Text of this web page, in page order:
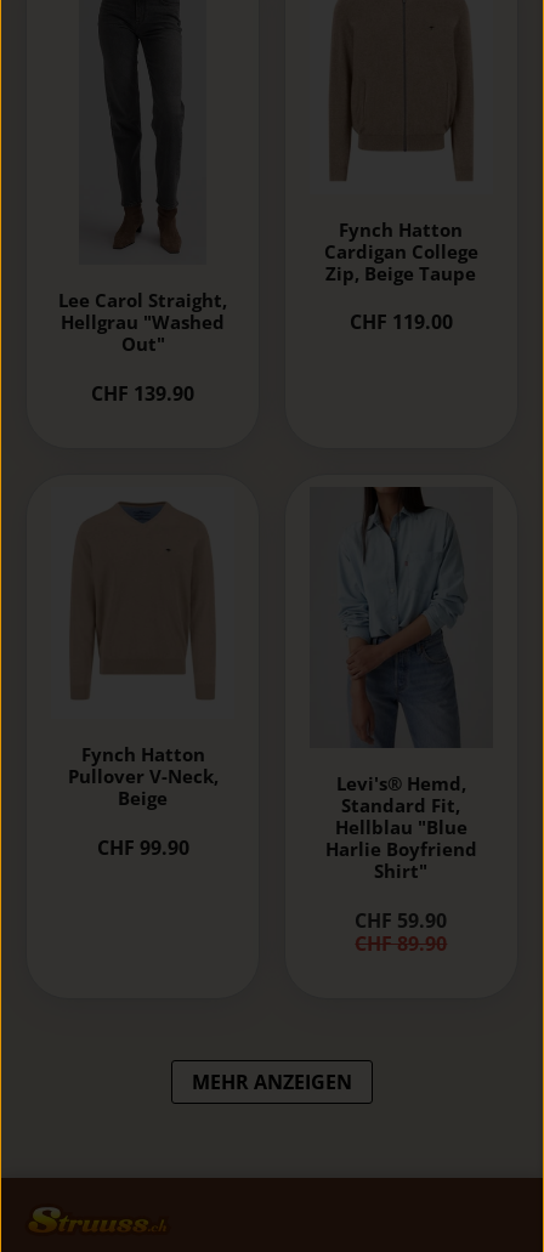
Lee Carol Straight,
Hellgrau "Washed
Out"
CHF 139.90
Fynch Hatton
Cardigan College
Zip, Beige Taupe
CHF 119.00
Fynch Hatton
Pullover V-Neck,
Beige
CHF 99.90
Levi's® Hemd,
Standard Fit,
Hellblau "Blue
Harlie Boyfriend
Shirt"
CHF 59.90
CHF 89.90
MEHR ANZEIGEN